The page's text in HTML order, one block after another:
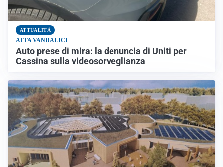
ATTUALITÀ
ATTA VANDALICI
Auto prese di mira: la denuncia di Uniti per
Cassina sulla videosorveglianza